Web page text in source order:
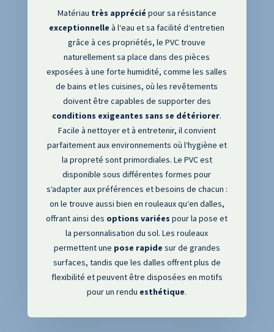
Matériau très apprécié pour sa résistance
exceptionnelle à l‘eau et sa facilité d‘entretien
grâce à ces propriétés, le PVC trouve
naturellement sa place dans des pièces
exposées à une forte humidité, comme les salles
de bains et les cuisines, où les revêtements
doivent être capables de supporter des
conditions exigeantes sans se détériorer.
Facile à nettoyer et à entretenir, il convient
parfaitement aux environnements où l‘hygiène et
la propreté sont primordiales. Le PVC est
disponible sous différentes formes pour
s‘adapter aux préférences et besoins de chacun :
on le trouve aussi bien en rouleaux qu‘en dalles,
offrant ainsi des options variées pour la pose et
la personnalisation du sol. Les rouleaux
permettent une pose rapide sur de grandes
surfaces, tandis que les dalles offrent plus de
flexibilité et peuvent être disposées en motifs
pour un rendu esthétique.